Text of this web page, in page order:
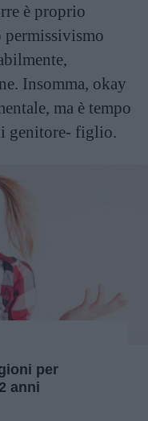
è proprio
permissivismo
Insomma, okay
ma è tempo
genitore- figlio.
per
anni